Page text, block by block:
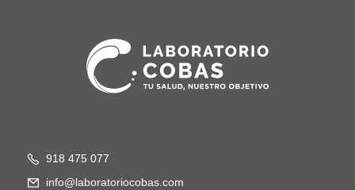
918 475 077
info@laboratoriocobas.com